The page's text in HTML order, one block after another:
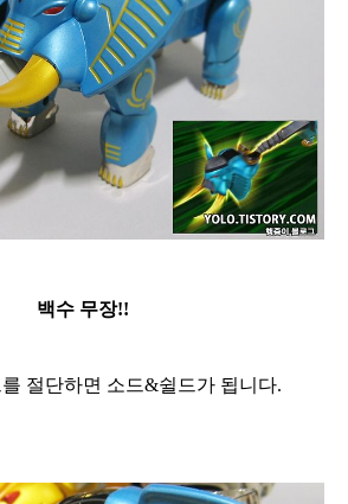
백수 무장!!
절단하면 소드&쉴드가 됩니다.